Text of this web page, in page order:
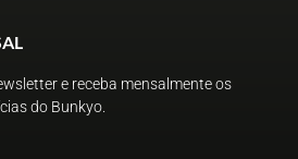
e receba mensalmente os
do Bunkyo.